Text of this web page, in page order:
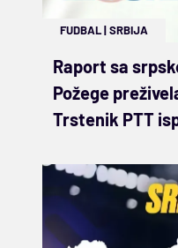
FUDBAL|SRBIJA
Raport sa
Požege
Trstenik PTT